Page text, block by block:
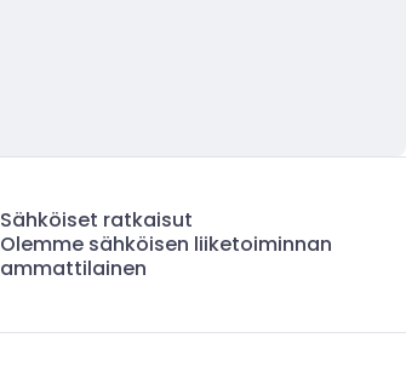
Sähköiset ratkaisut
Olemme sähköisen liiketoiminnan
ammattilainen